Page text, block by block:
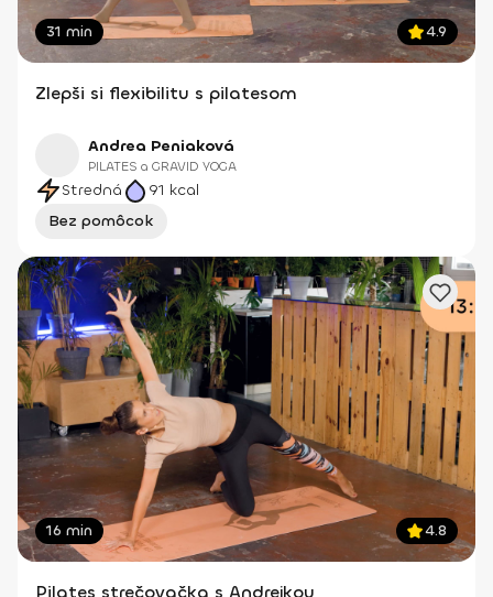
31 min 4.9
Zlepši si flexibilitu s pilatesom
Andrea Peniaková
PILATES a GRAVID YOGA
Stredná 91 kcal
Bez pomôcok
16 min 4.8
Pilates strečovačka s Andrejkou